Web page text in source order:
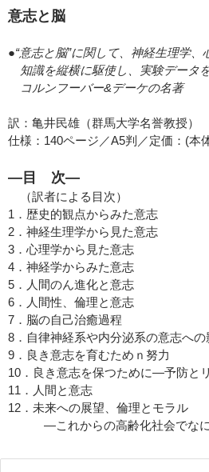
意志と脳
●“意志と脳”に関して、神経生理学
知識を縦横に駆使し、実験データ
コルンフーバー&デーケの名著
訳：亀井民雄（群馬大学名誉教授）
仕様：140ページ／A5判／定価：(本
―目 次―
（訳者による目次）
1．歴史的観点からみた意志
2．神経生理学から見た意志
3．心理学から見た意志
4．神経学からみた意志
5．人間のん進化と意志
6．人間性、倫理と意志
7．脳の自己治癒過程
8．自律神経系や内分泌系の意志への
9．良き意志を育むためｎ努力
10．良き意志を保つために―予防と
11．人間と意志
12．未来への展望、倫理とモラル
―これからの高齢化社会でな